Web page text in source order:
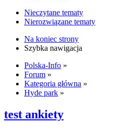
Nieczytane tematy
Nierozwiązane tematy
Na koniec strony
Szybka nawigacja
Polska-Info »
Forum »
Kategoria główna »
Hyde park »
test ankiety